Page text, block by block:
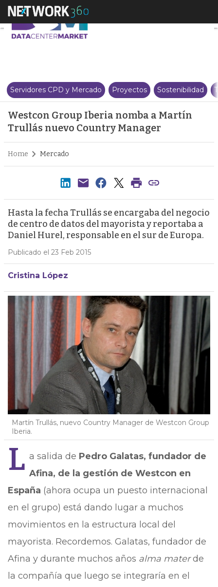
Westcon Group Iberia nomba
Servidores CPD y Mercado Proyectos Sostenibilidad
Westcon Group Iberia nomba a Martín
Trullás nuevo Country Manager
Home Mercado
Hasta la fecha Trullás se encargaba del negocio
de centro de datos del mayorista y reportaba a
Daniel Hurel, responsable en el sur de Europa.
Publicado el 23 Feb 2015
Cristina López
Martín Trullás, nuevo Country Manager de Westcon Group
Iberia.
L a salida de Pedro Galatas, fundador de
Afina, de la gestión de Westcon en
España (ahora ocupa un puesto internacional
en el grupo) está dando lugar a muchos
movimientos en la estructura local del
mayorista. Recordemos. Galatas, fundador de
Afina y durante muchos años alma materde
la compañía que luego se integraría en el